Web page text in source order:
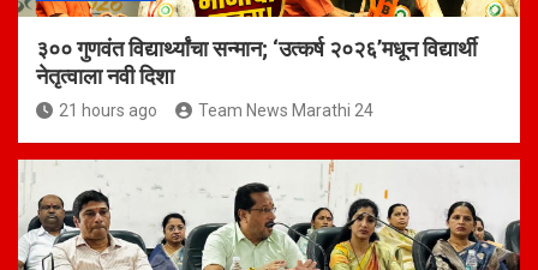
३०० गुणवंत विद्यार्थ्यांचा सन्मान; ‘उत्कर्ष २०२६’मधून विद्यार्थी
नेतृत्वाला नवी दिशा
21 hours ago Team News Marathi 24